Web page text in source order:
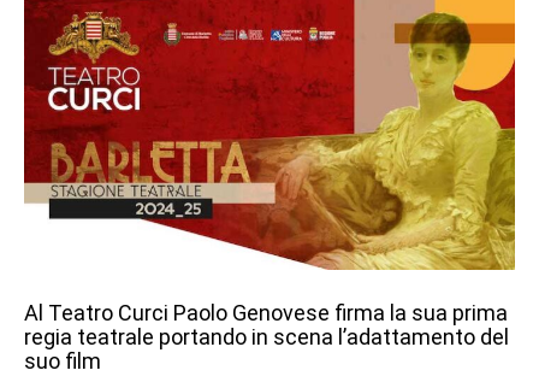
Al Teatro Curci Paolo Genovese firma la sua prima
regia teatrale portando in scena l’adattamento del
suo film